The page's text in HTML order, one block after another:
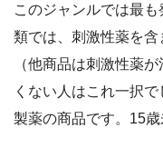
このジャンルでは最
類では、刺激性薬を
（他商品は刺激性薬
くない人はこれ一択
製薬の商品です。15歳